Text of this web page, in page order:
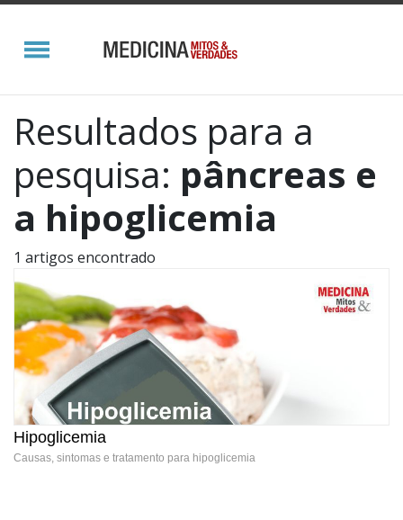
Resultados para a
pesquisa: pâncreas e
a hipoglicemia
1 artigos encontrado
Hipoglicemia
Causas, sintomas e tratamento para hipoglicemia